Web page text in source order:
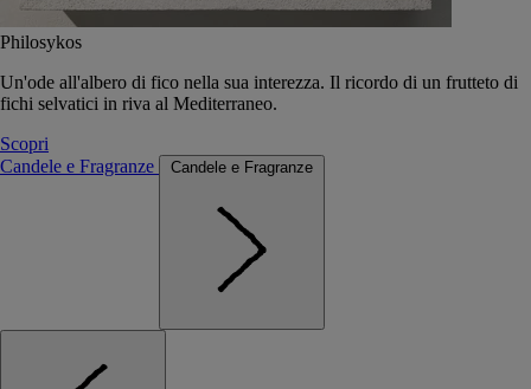
Philosykos
Un'ode all'albero di fico nella sua interezza. Il ricordo di un frutteto di
fichi selvatici in riva al Mediterraneo.
Scopri
Candele e Fragranze
Candele e Fragranze